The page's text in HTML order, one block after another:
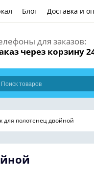
Блог Доставка и
для заказов:
через корзину
для полотенец двойной